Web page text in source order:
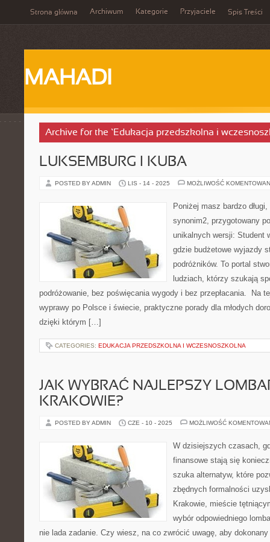
Strona główna Archiwum Kategorie Przyjaciele Spis Treści
MAHADI
Archive for the ‘Edukacja przedszkolna i
LUKSEMBURG I KUBA
POSTED BY ADMIN LIS - 14 - 2025 MOŻLIWOŚĆ
Poniżej masz bardzo
synonim2, przygotowany
unikalnych wersji: Student
gdzie budżetowe wyjazdy
podróżników. To portal
ludziach, którzy szukają
podróżowanie, bez poświęcania wygody i bez przepłacania. Na
wyprawy po Polsce i świecie, praktyczne porady dla młodych
dzięki którym […]
CATEGORIES: EDUKACJA PRZEDSZKOLNA I WCZESNOSZKOLNA
JAK WYBRAĆ NAJLEPSZY
KRAKOWIE?
POSTED BY ADMIN CZE - 10 - 2025 MOŻLIWOŚĆ
W dzisiejszych czasach,
finansowe stają się
szuka alternatyw, które
zbędnych formalności
Krakowie, mieście
wybór odpowiedniego
nie lada zadanie. Czy wiesz, na co zwrócić uwagę, aby dokonany